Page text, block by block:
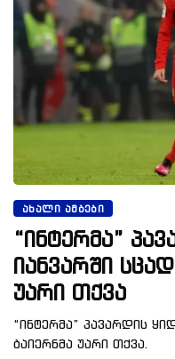
ᲐᲮᲐᲚᲘ ᲐᲛᲑᲔᲑᲘ
“ინტერმა”
იანვარში
უარი თქვა
“ინტერმა” პავარდის
ბაიერნმა უარი თქვა.